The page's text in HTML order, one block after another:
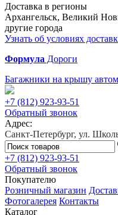
Доставка в регионы
Архангельск, Великий
другие города
Узнать об условиях
Формула Дороги
Багажники на крышу
+7 (812) 923-93-51
Обратный звонок
Адрес:
Санкт-Петербург, ул.
+7 (812) 923-93-51
Обратный звонок
Покупателю
Розничный магазин
Фотогалерея Контакты
Каталог